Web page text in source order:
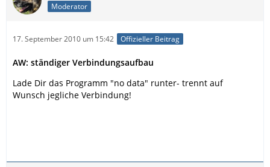
Moderator
17. September 2010 um 15:42 Offizieller Beitrag
AW: ständiger Verbindungsaufbau
Lade Dir das Programm "no data" runter- trennt auf
Wunsch jegliche Verbindung!